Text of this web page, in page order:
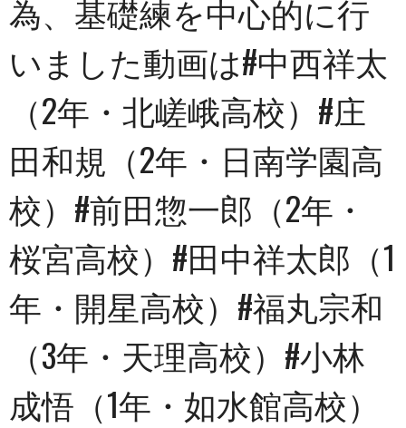
為、基礎練を中心的に行
いました動画は#中西祥太
（2年・北嵯峨高校）#庄
田和規（2年・日南学園高
校）#前田惣一郎（2年・
桜宮高校）#田中祥太郎（1
年・開星高校）#福丸宗和
（3年・天理高校）#小林
成悟（1年・如水館高校）